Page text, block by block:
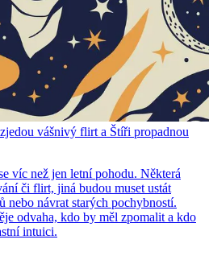
vášnivý flirt a Štíři propadnou
víc než jen letní pohodu. Některá
či flirt, jiná budou muset ustát
nebo návrat starých pochybností.
odvaha, kdo by měl zpomalit a kdo
intuici.